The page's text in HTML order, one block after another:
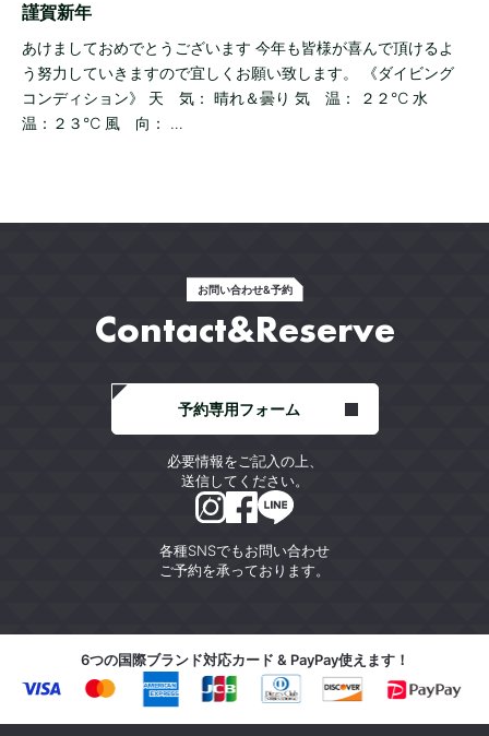
謹賀新年
あけましておめでとうございます 今年も皆様が喜んで頂けるよ
う努力していきますので宜しくお願い致します。 《ダイビング
コンディション》 天 気： 晴れ＆曇り 気 温： ２２℃ 水
温：２３℃ 風 向： …
お問い合わせ&予約
Contact&Reserve
各種SNSでもお問い合わせ
ご予約を承っております。
予約専用フォーム
必要情報をご記入の上、
送信してください。
6つの国際ブランド対応カード & PayPay使えます！